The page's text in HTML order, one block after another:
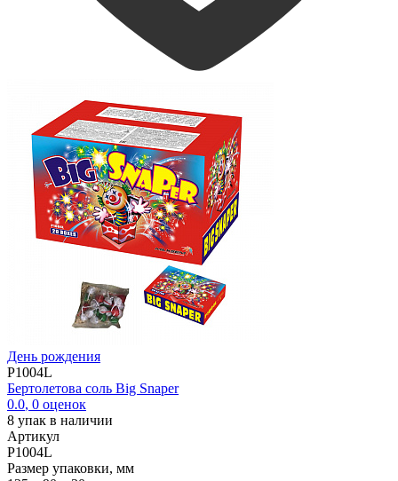
День рождения
P1004L
Бертолетова соль Big Snaper
0.0, 0 оценок
8 упак в наличии
Артикул
P1004L
Размер упаковки, мм